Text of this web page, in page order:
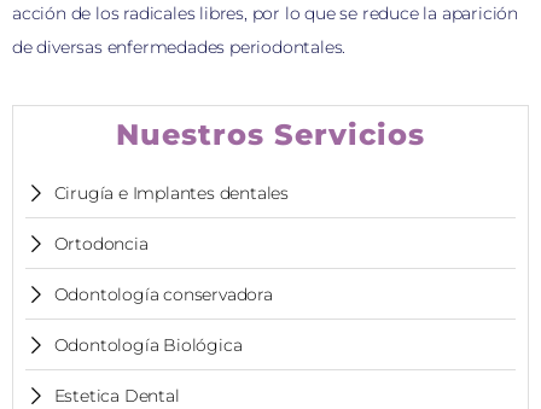
acción de los radicales libres, por lo que se reduce la aparición
de diversas enfermedades periodontales.
Nuestros Servicios
Cirugía e Implantes dentales
Ortodoncia
Odontología conservadora
Odontología Biológica
Estetica Dental